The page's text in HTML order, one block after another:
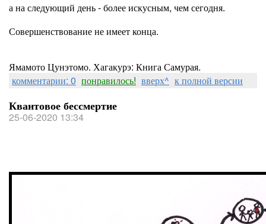
а на следующий день - более искусным, чем сегодня.
Совершенствование не имеет конца.
Ямамото Цунэтомо. Хагакурэ: Книга Самурая.
комментарии: 0 понравилось! вверх^ к полной версии
Квантовое бессмертие
25-06-2020 13:34